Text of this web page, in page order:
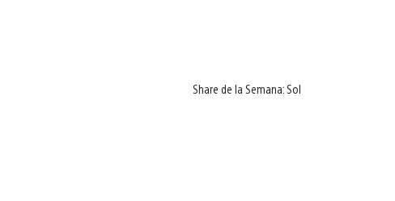
Share de la Semana: Sol